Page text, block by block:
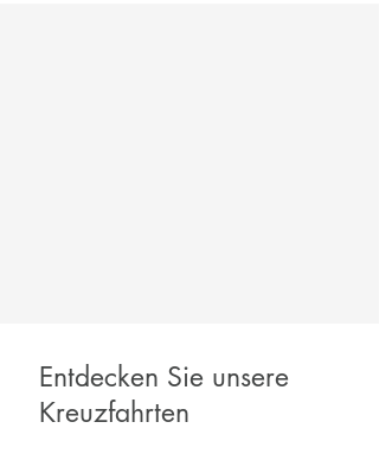
Entdecken Sie unsere
Kreuzfahrten